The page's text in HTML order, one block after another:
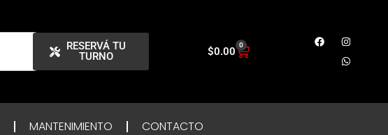
RESERVÁ TU
TURNO
$0.00 0
MANTENIMIENTO CONTACTO